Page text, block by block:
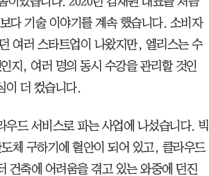
다 기술 이야기를 계속 했습니다. 소비자
여러 스타트업이 나왔지만, 엘리스는 수
지, 여러 명의 동시 수강을 관리할 것인
이 더 컸습니다.
드 서비스로 파는 사업에 나섰습니다. 빅
체 구하기에 혈안이 되어 있고, 클라우드
건축에 어려움을 겪고 있는 와중에 던진